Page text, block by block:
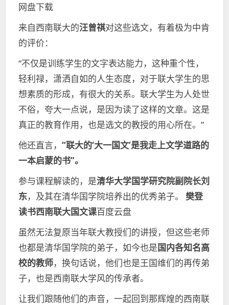
网盘下载
来自西南联大的汪曾祺对这些选文，有着极为中肯
的评价：
“不仅是训练学生的文字表达能力，这种重个性，
轻利禄，潇洒自如的人生态度，对于联大学生的思
想素质的形成，有很大的关系。联大学生为人处世
不俗，夸大一点说，是因为读了这样的文章。这是
真正的教育作用，也是选文的教授的用心所在。”
他还直言， “联大的‘大一国文’是我走上文学道路的
一本启蒙的书”。
参与课程解读的，是清华大学国学研究院副院长刘
东，及其在清华国学院培养出的优秀弟子。 樊登
读书西南联大国文课百度云盘
虽然无法复原当年联大教授们的讲授，但这些老师
也都是清华国学院的弟子，如今也是国内各知名高
校的教师，换句话说，他们也是王国维们的再传弟
子，也是西南联大学风的传承者。
让我们跟随他们的声音，一起回到那辉煌的西南联